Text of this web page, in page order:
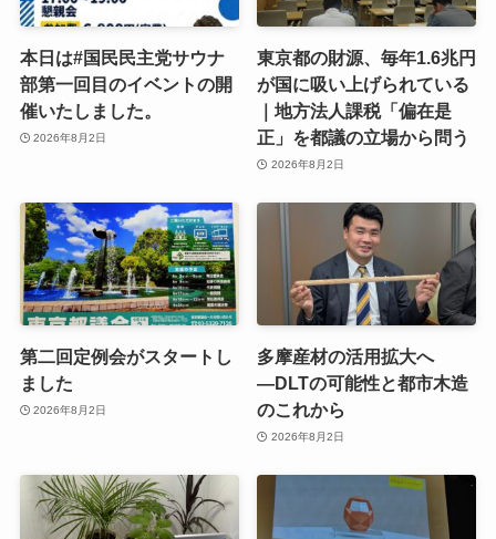
本日は#国民民主党サウナ
部第一回目のイベントの開
催いたしました。
2026年8月2日
東京都の財源、毎年1.6兆円
が国に吸い上げられている
｜地方法人課税「偏在是
正」を都議の立場から問う
2026年8月2日
第二回定例会がスタートし
ました
2026年8月2日
多摩産材の活用拡大へ
―DLTの可能性と都市木造
のこれから
2026年8月2日